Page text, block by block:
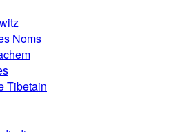
Noms
Tibetain